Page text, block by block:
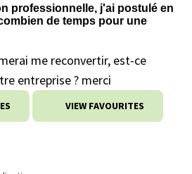
professionnelle, j'ai postulé en
de temps pour une
me reconvertir, est-ce
entreprise ? merci
VIEW FAVOURITES